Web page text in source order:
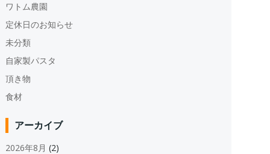
ワトム農園
定休日のお知らせ
未分類
自家製パスタ
頂き物
食材
アーカイブ
2026年8月 (2)